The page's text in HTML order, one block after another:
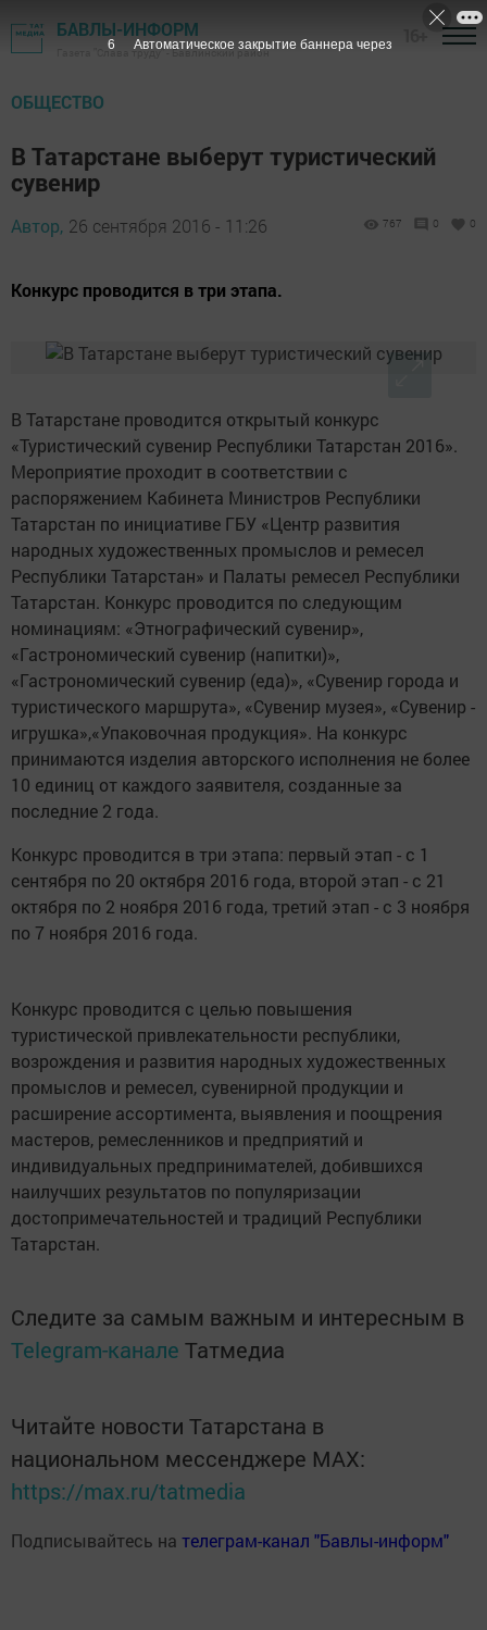
БАВЛЫ-ИНФОРМ
Газета "Слава труду" - Бавлинский район
ОБЩЕСТВО
В Татарстане выберут туристический
сувенир
Автор, 26 сентября 2016 - 11:26 767 0 0
Конкурс проводится в три этапа.
В Татарстане проводится открытый конкурс
«Туристический сувенир Республики Татарстан 2016».
Мероприятие проходит в соответствии с
распоряжением Кабинета Министров Республики
Татарстан по инициативе ГБУ «Центр развития
народных художественных промыслов и ремесел
Республики Татарстан» и Палаты ремесел Республики
Татарстан. Конкурс проводится по следующим
номинациям: «Этнографический сувенир»,
«Гастрономический сувенир (напитки)»,
«Гастрономический сувенир (еда)», «Сувенир города и
туристического маршрута», «Сувенир музея», «Сувенир -
игрушка»,«Упаковочная продукция». На конкурс
принимаются изделия авторского исполнения не более
10 единиц от каждого заявителя, созданные за
последние 2 года.
Конкурс проводится в три этапа: первый этап - с 1
сентября по 20 октября 2016 года, второй этап - с 21
октября по 2 ноября 2016 года, третий этап - с 3 ноября
по 7 ноября 2016 года.
Конкурс проводится с целью повышения
туристической привлекательности республики,
возрождения и развития народных художественных
промыслов и ремесел, сувенирной продукции и
расширение ассортимента, выявления и поощрения
мастеров, ремесленников и предприятий и
индивидуальных предпринимателей, добившихся
наилучших результатов по популяризации
достопримечательностей и традиций Республики
Татарстан.
Следите за самым важным и интересным в
Telegram-канале Татмедиа
Читайте новости Татарстана в
национальном мессенджере MАХ:
https://max.ru/tatmedia
Подписывайтесь на телеграм-канал "Бавлы-информ"
5 Автоматическое закрытие баннера через